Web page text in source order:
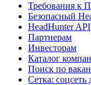
Требования к
Безопасный
HeadHunter API
Партнерам
Инвесторам
Каталог
Поиск по
Сетка: соцсеть